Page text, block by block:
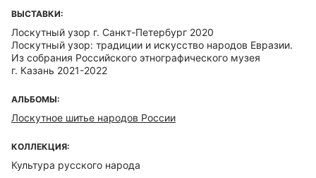
ВЫСТАВКИ:
Лоскутный узор г. Санкт-Петербург 2020
Лоскутный узор: традиции и искусство народов Евразии.
Из собрания Российского этнографического музея
г. Казань 2021-2022
АЛЬБОМЫ:
Лоскутное шитье народов России
КОЛЛЕКЦИЯ:
Культура русского народа